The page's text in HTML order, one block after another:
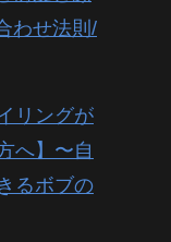
わせ法則/
リングが
へ】〜自
るボブの